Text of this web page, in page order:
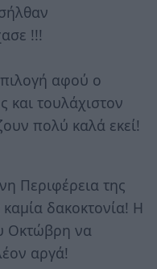
!!!
αφού ο
και τουλάχιστον
πολύ καλά εκεί!
Περιφέρεια της
δακοκτονία! Η
Οκτώβρη να
αργά!